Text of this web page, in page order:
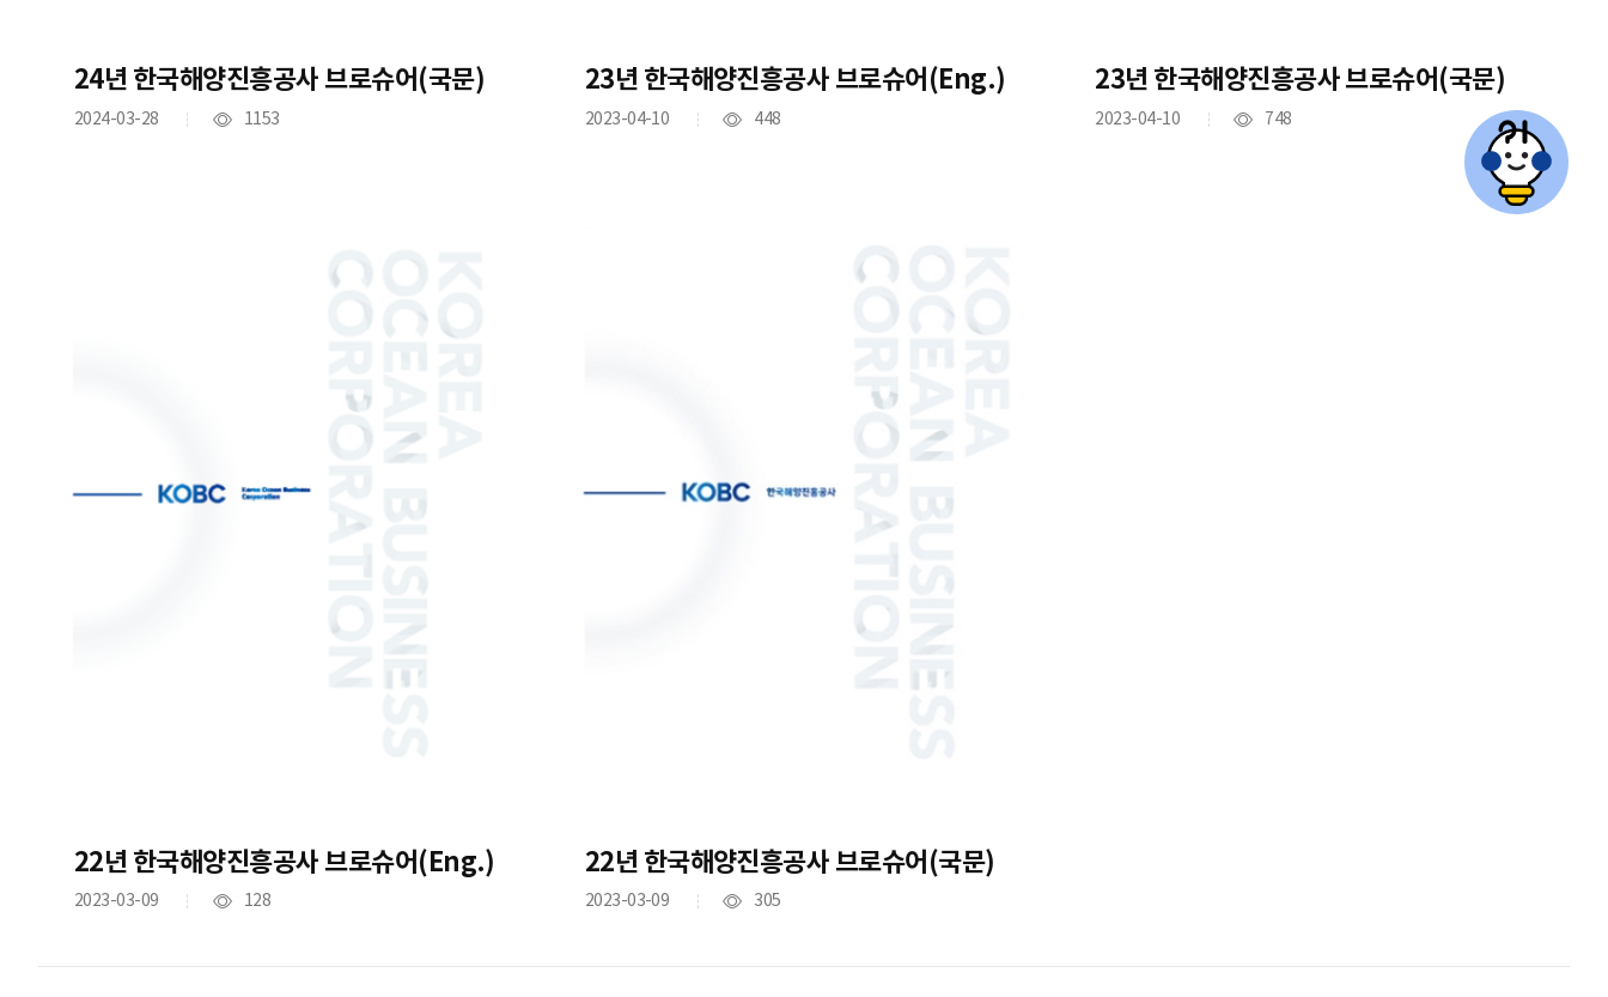
24년 한국해양진흥공사 브로슈어(국문)
2024-03-28 1153
23년 한국해양진흥공사 브로슈어(Eng.)
2023-04-10 448
23년 한국해양진흥공사 브로슈어(국문)
2023-04-10 748
22년 한국해양진흥공사 브로슈어(Eng.)
2023-03-09 128
22년 한국해양진흥공사 브로슈어(국문)
2023-03-09 305